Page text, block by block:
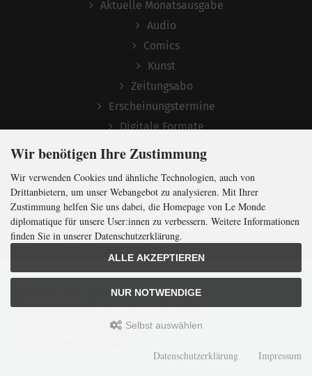
mit der weltweitgrößten
MonatszeitungfürinternationalePolitik
Jetzt das Digi-Abo testen:
Aktuelle Monatsausgabe
Audio
Comics
Kunst
Zeitungsabo
Erscheinungstermine
Digitale Formate
Abo
Zeitungsabo
Editionsabo
Download für AbonnentInnen
Shop
Atlas
Wir benötigen Ihre Zustimmung
Wir verwenden Cookies und ähnliche Technologien, auch von
Drittanbietern, um unser Webangebot zu analysieren. Mit Ihrer
Zustimmung helfen Sie uns dabei, die Homepage von Le Monde
diplomatique für unsere User:innen zu verbessern. Weitere Informationen
finden Sie in unserer Datenschutzerklärung.
ALLE AKZEPTIEREN
NUR NOTWENDIGE
Selbst auswählen
Datenschutzerklärung Impressum